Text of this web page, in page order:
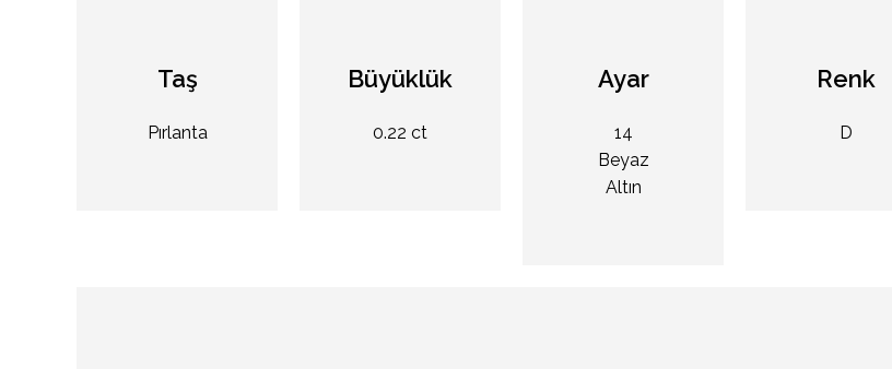
Taş
Pırlanta
Büyüklük
0.22 ct
Ayar
14
Beyaz
Altın
Renk
D